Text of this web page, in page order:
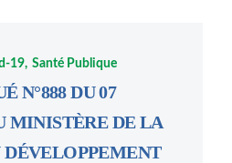
19 Santé Publique
N°888 DU 07
MINISTÈRE DE LA
DÉVELOPPEMENT